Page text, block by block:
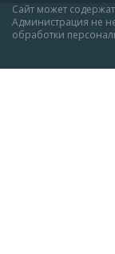
Сайт может
Администрация не
обработки